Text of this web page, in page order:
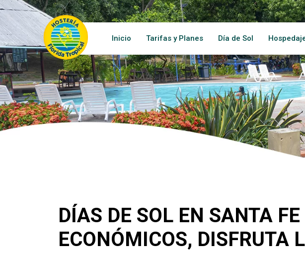
Inicio Tarifas y Planes Día de Sol
DÍAS DE SOL EN SANTA
ECONÓMICOS, DISFRUTA